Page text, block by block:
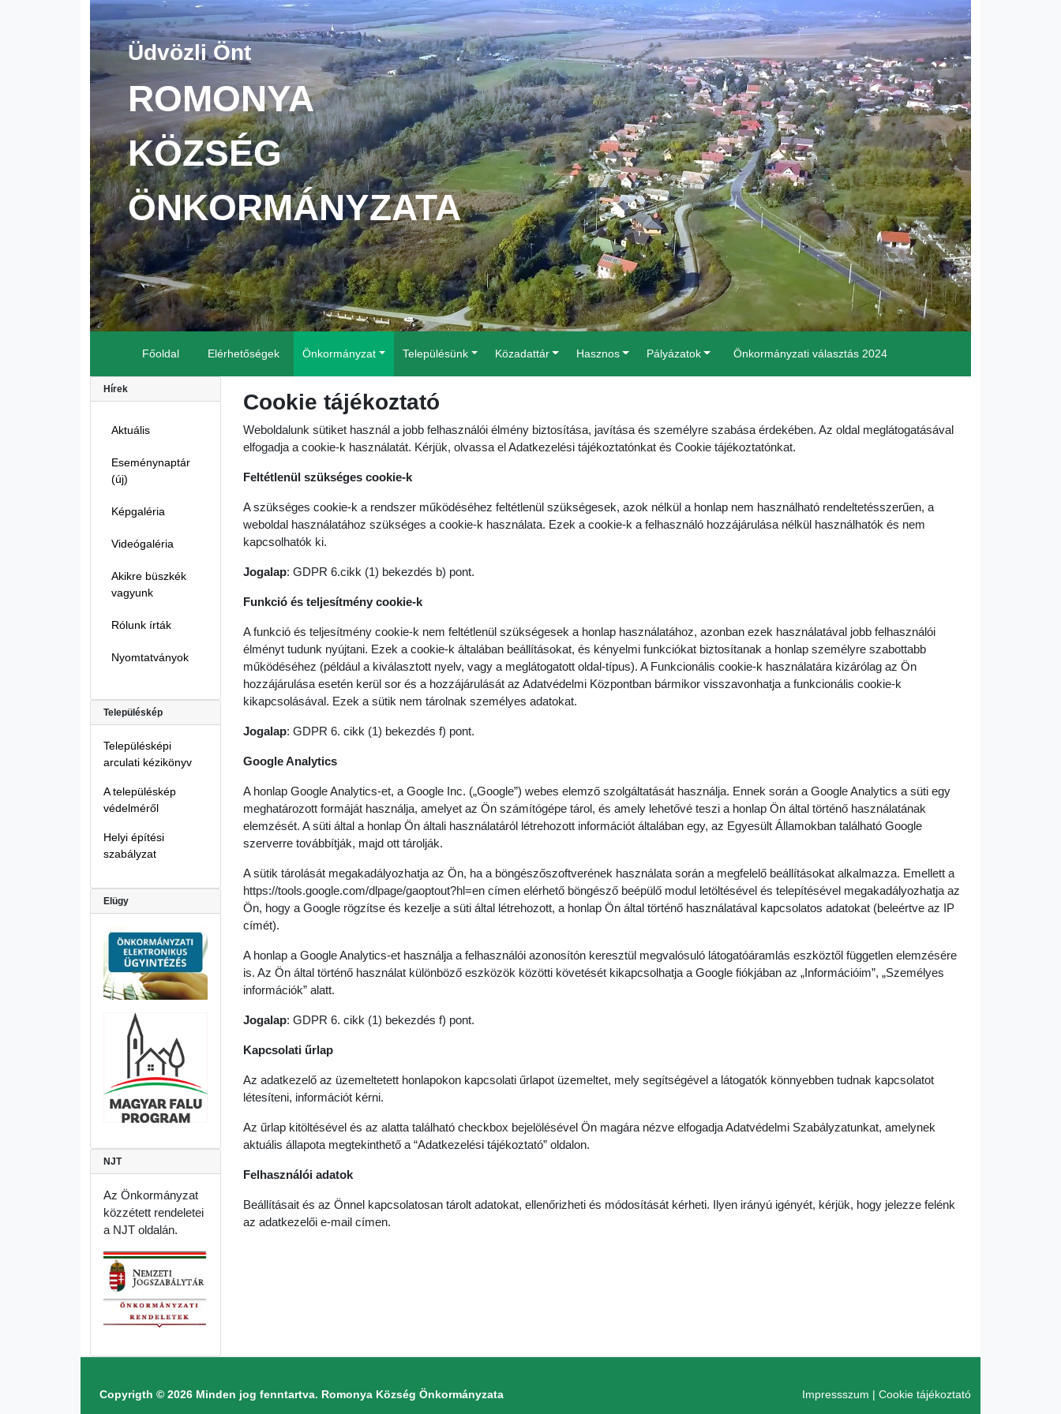
Üdvözli Önt
ROMONYA
KÖZSÉG
ÖNKORMÁNYZATA
Főoldal Elérhetőségek Önkormányzat Településünk Közadattár Hasznos Pályázatok Önkormányzati választás 2024
Hírek
Aktuális
Eseménynaptár
(új)
Képgaléria
Videógaléria
Akikre büszkék
vagyunk
Rólunk írták
Nyomtatványok
Településkép
Településképi
arculati kézikönyv
A településkép
védelméről
Helyi építési
szabályzat
Elügy
NJT
Az Önkormányzat
közzétett rendeletei
a NJT oldalán.
Cookie tájékoztató
Weboldalunk sütiket használ a jobb felhasználói élmény biztosítása, javítása és személyre szabása érdekében. Az oldal meglátogatásával
elfogadja a cookie-k használatát. Kérjük, olvassa el Adatkezelési tájékoztatónkat és Cookie tájékoztatónkat.
Feltétlenül szükséges cookie-k
A szükséges cookie-k a rendszer működéséhez feltétlenül szükségesek, azok nélkül a honlap nem használható rendeltetésszerűen, a
weboldal használatához szükséges a cookie-k használata. Ezek a cookie-k a felhasználó hozzájárulása nélkül használhatók és nem
kapcsolhatók ki.
Jogalap: GDPR 6.cikk (1) bekezdés b) pont.
Funkció és teljesítmény cookie-k
A funkció és teljesítmény cookie-k nem feltétlenül szükségesek a honlap használatához, azonban ezek használatával jobb felhasználói
élményt tudunk nyújtani. Ezek a cookie-k általában beállításokat, és kényelmi funkciókat biztosítanak a honlap személyre szabottabb
működéséhez (például a kiválasztott nyelv, vagy a meglátogatott oldal-típus). A Funkcionális cookie-k használatára kizárólag az Ön
hozzájárulása esetén kerül sor és a hozzájárulását az Adatvédelmi Központban bármikor visszavonhatja a funkcionális cookie-k
kikapcsolásával. Ezek a sütik nem tárolnak személyes adatokat.
Jogalap: GDPR 6. cikk (1) bekezdés f) pont.
Google Analytics
A honlap Google Analytics-et, a Google Inc. („Google”) webes elemző szolgáltatását használja. Ennek során a Google Analytics a süti egy
meghatározott formáját használja, amelyet az Ön számítógépe tárol, és amely lehetővé teszi a honlap Ön által történő használatának
elemzését. A süti által a honlap Ön általi használatáról létrehozott információt általában egy, az Egyesült Államokban található Google
szerverre továbbítják, majd ott tárolják.
A sütik tárolását megakadályozhatja az Ön, ha a böngészőszoftverének használata során a megfelelő beállításokat alkalmazza. Emellett a
https://tools.google.com/dlpage/gaoptout?hl=en címen elérhető böngésző beépülő modul letöltésével és telepítésével megakadályozhatja az
Ön, hogy a Google rögzítse és kezelje a süti által létrehozott, a honlap Ön által történő használatával kapcsolatos adatokat (beleértve az IP
címét).
A honlap a Google Analytics-et használja a felhasználói azonosítón keresztül megvalósuló látogatóáramlás eszköztől független elemzésére
is. Az Ön által történő használat különböző eszközök közötti követését kikapcsolhatja a Google fiókjában az „Információim”, „Személyes
információk” alatt.
Jogalap: GDPR 6. cikk (1) bekezdés f) pont.
Kapcsolati űrlap
Az adatkezelő az üzemeltetett honlapokon kapcsolati űrlapot üzemeltet, mely segítségével a látogatók könnyebben tudnak kapcsolatot
létesíteni, információt kérni.
Az űrlap kitöltésével és az alatta található checkbox bejelölésével Ön magára nézve elfogadja Adatvédelmi Szabályzatunkat, amelynek
aktuális állapota megtekinthető a “Adatkezelési tájékoztató” oldalon.
Felhasználói adatok
Beállításait és az Önnel kapcsolatosan tárolt adatokat, ellenőrizheti és módosítását kérheti. Ilyen irányú igényét, kérjük, hogy jelezze felénk
az adatkezelői e-mail címen.
Copyrigth © 2026 Minden jog fenntartva. Romonya Község Önkormányzata Impressszum | Cookie tájékoztató